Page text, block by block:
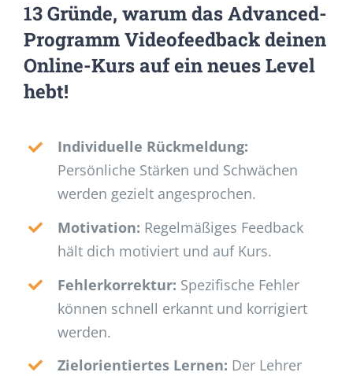
13 Gründe, warum das Advanced-
Programm Videofeedback deinen
Online-Kurs auf ein neues Level
hebt!
Individuelle Rückmeldung:
Persönliche Stärken und Schwächen
werden gezielt angesprochen.
Motivation: Regelmäßiges Feedback
hält dich motiviert und auf Kurs.
Fehlerkorrektur: Spezifische Fehler
können schnell erkannt und korrigiert
werden.
Zielorientiertes Lernen: Der Lehrer